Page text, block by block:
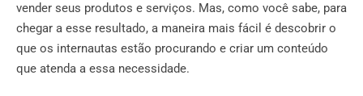
vender seus produtos e serviços. Mas, como você sabe, para
chegar a esse resultado, a maneira mais fácil é descobrir o
que os internautas estão procurando e criar um conteúdo
que atenda a essa necessidade.